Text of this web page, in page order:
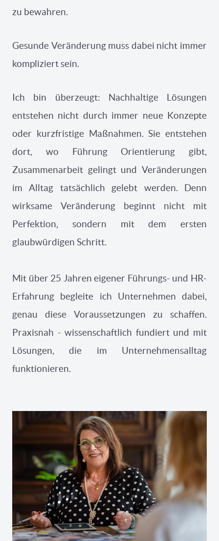
zu bewahren.
Gesunde Veränderung muss dabei nicht immer
kompliziert sein.
Ich bin überzeugt: Nachhaltige Lösungen
entstehen nicht durch immer neue Konzepte
oder kurzfristige Maßnahmen. Sie entstehen
dort, wo Führung Orientierung gibt,
Zusammenarbeit gelingt und Veränderungen
im Alltag tatsächlich gelebt werden. Denn
wirksame Veränderung beginnt nicht mit
Perfektion, sondern mit dem ersten
glaubwürdigen Schritt.
Mit über 25 Jahren eigener Führungs- und HR-
Erfahrung begleite ich Unternehmen dabei,
genau diese Voraussetzungen zu schaffen.
Praxisnah - wissenschaftlich fundiert und mit
Lösungen, die im Unternehmensalltag
funktionieren.